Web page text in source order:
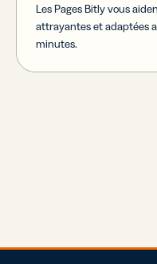
Les Pages Bitly vous
attrayantes et adaptées
minutes.